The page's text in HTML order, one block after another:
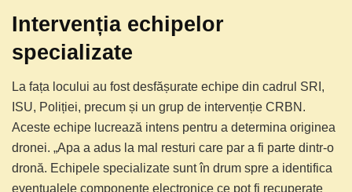
Intervenția echipelor
specializate
La fața locului au fost desfășurate echipe din cadrul SRI,
ISU, Poliției, precum și un grup de intervenție CRBN.
Aceste echipe lucrează intens pentru a determina originea
dronei. „Apa a adus la mal resturi care par a fi parte dintr-o
dronă. Echipele specializate sunt în drum spre a identifica
eventualele componente electronice ce pot fi recuperate